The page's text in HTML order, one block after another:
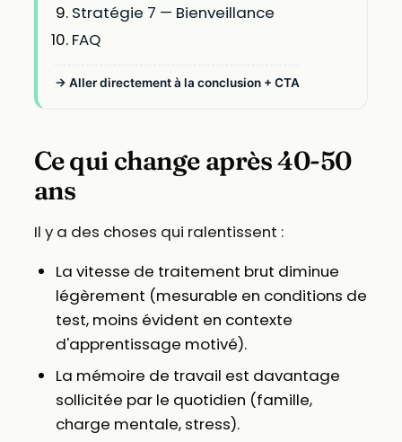
Stratégie 7 — Bienveillance
FAQ
→ Aller directement à la conclusion + CTA
Ce qui change après 40-50
ans
Il y a des choses qui ralentissent :
La vitesse de traitement brut diminue
légèrement (mesurable en conditions de
test, moins évident en contexte
d'apprentissage motivé).
La mémoire de travail est davantage
sollicitée par le quotidien (famille,
charge mentale, stress).